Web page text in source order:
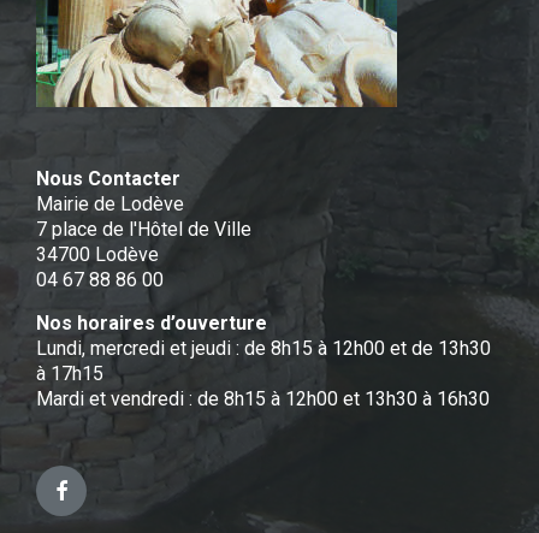
Nous Contacter
Mairie de Lodève
7 place de l'Hôtel de Ville
34700 Lodève
04 67 88 86 00
Nos horaires d’ouverture
Lundi, mercredi et jeudi : de 8h15 à 12h00 et de 13h30
à 17h15
Mardi et vendredi : de 8h15 à 12h00 et 13h30 à 16h30
Facebook